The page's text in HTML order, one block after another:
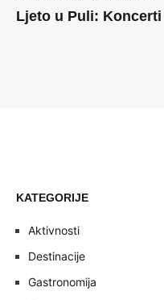
Ljeto u Puli:
KATEGORIJE
Aktivnosti
Destinacije
Gastronomija